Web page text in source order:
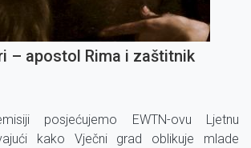
– apostol Rima i zaštitnik
posjećujemo EWTN-ovu Ljetnu
kako Vječni grad oblikuje mlade